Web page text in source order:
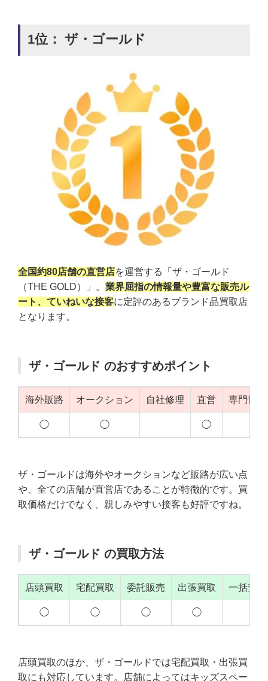
1位： ザ・ゴールド
全国約80店舗の直営店を運営する「ザ・ゴールド
（THE GOLD）」。 業界屈指の情報量や豊富な販売ル
ート、ていねいな接客に定評のあるブランド品買取店
となります。
ザ・ゴールド のおすすめポイント
海外販路 オークション 自社修理 直営 専門性
◯ ◯ ◯
ザ・ゴールドは海外やオークションなど販路が広い点
や、全ての店舗が直営店であることが特徴的です。買
取価格だけでなく、親しみやすい接客も好評ですね。
ザ・ゴールド の買取方法
店頭買取 宅配買取 委託販売 出張買取 一括査定
◯ ◯ ◯ ◯
店頭買取のほか、ザ・ゴールドでは宅配買取・出張買
取にも対応しています。店舗によってはキッズスペー